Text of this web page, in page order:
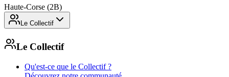
Haute-Corse (2B)
Le Collectif
Le Collectif
Qu'est-ce que le Collectif ?